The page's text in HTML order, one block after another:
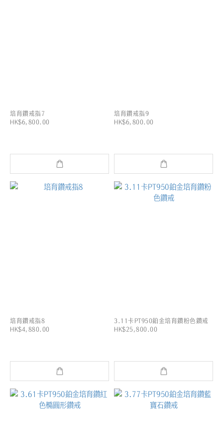
培育鑽戒指7
HK$6,800.00
培育鑽戒指9
HK$6,800.00
培育鑽戒指8
HK$4,880.00
3.11卡PT950鉑金培育鑽粉色鑽戒
HK$25,800.00